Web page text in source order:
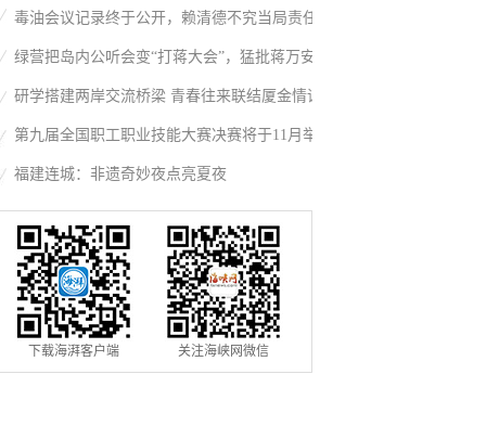
毒油会议记录终于公开，赖清德不究当局责任
反甩锅卢秀燕，蓝营点名责任官员要求撤职下
绿营把岛内公听会变“打蒋大会”，猛批蒋万安
废除监察机构主张，遭蓝营搬出蔡英文、赖清
研学搭建两岸交流桥梁 青春往来联结厦金情谊
第九届全国职工职业技能大赛决赛将于11月举
行
福建连城：非遗奇妙夜点亮夏夜
下载海湃客户端 关注海峡网微信